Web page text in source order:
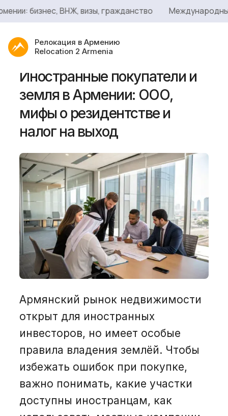
бизнес, ВНЖ, визы, гражданство Международный
Релокация в Армению
Relocation 2 Armenia
Услуги
Сервисы
О нас
Вакансии
Рус
+374 44 00 15 18
+7 800 200 15 18
Иностранные покупатели и
земля в Армении: ООО,
мифы о резидентстве и
налог на выход
Армянский рынок недвижимости
открыт для иностранных
инвесторов, но имеет особые
правила владения землёй. Чтобы
избежать ошибок при покупке,
важно понимать, какие участки
доступны иностранцам, как